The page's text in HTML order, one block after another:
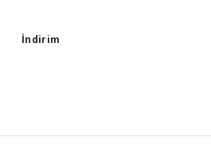
İndirim